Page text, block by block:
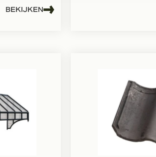
BEKIJKEN